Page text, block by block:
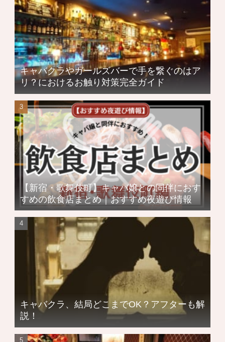
キャバクラやガールズバーで手を繋ぐのはア
リ？におけるお触り対策完全ガイド
【新宿・歌舞伎町】キャバ嬢との同伴におす
すめの飲食店まとめ｜おすすめ夜遊び情報
キャバクラ、結局どこまでOK？アフターも解
説！